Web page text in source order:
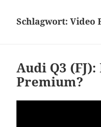
Schlagwort:Video
Audi Q3
Premium?